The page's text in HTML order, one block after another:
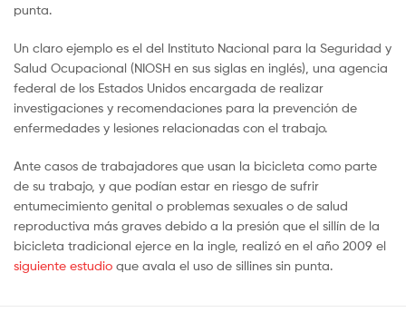
punta.
Un claro ejemplo es el del Instituto Nacional para la Seguridad y
Salud Ocupacional (NIOSH en sus siglas en inglés), una agencia
federal de los Estados Unidos encargada de realizar
investigaciones y recomendaciones para la prevención de
enfermedades y lesiones relacionadas con el trabajo.
Ante casos de trabajadores que usan la bicicleta como parte
de su trabajo, y que podían estar en riesgo de sufrir
entumecimiento genital o problemas sexuales o de salud
reproductiva más graves debido a la presión que el sillín de la
bicicleta tradicional ejerce en la ingle, realizó en el año 2009 el
siguiente estudio que avala el uso de sillines sin punta.